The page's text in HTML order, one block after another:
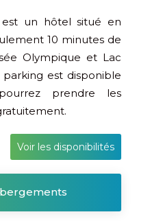
est un hôtel situé en
10 minutes de
Olympique et Lac
est disponible
prendre les
Voir les disponibilités